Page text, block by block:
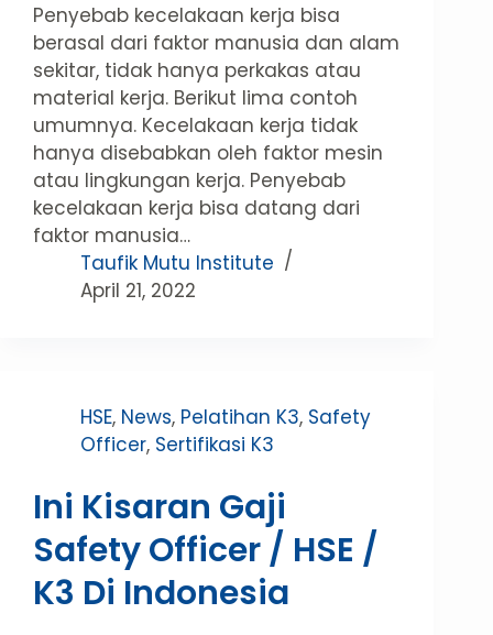
Penyebab kecelakaan kerja bisa
berasal dari faktor manusia dan alam
sekitar, tidak hanya perkakas atau
material kerja. Berikut lima contoh
umumnya. Kecelakaan kerja tidak
hanya disebabkan oleh faktor mesin
atau lingkungan kerja. Penyebab
kecelakaan kerja bisa datang dari
faktor manusia…
Taufik Mutu Institute
April 21, 2022
HSE, News, Pelatihan K3, Safety
Officer, Sertifikasi K3
Ini Kisaran Gaji
Safety Officer / HSE /
K3 Di Indonesia